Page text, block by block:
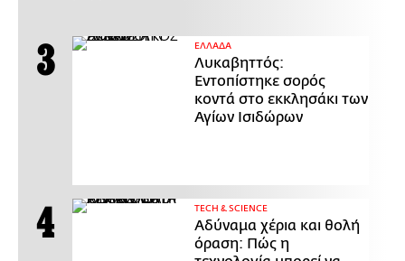
ΕΛΛΑΔΑ
Λυκαβηττός:
Εντοπίστηκε σορός
κοντά στο εκκλησάκι των
Αγίων Ισιδώρων
ΤECH & SCIENCE
Αδύναμα χέρια και θολή
όραση: Πώς η